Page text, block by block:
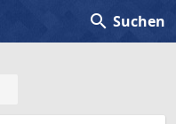
search Suchen